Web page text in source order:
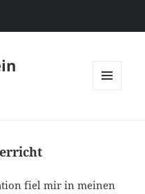
fiel mir in meinen